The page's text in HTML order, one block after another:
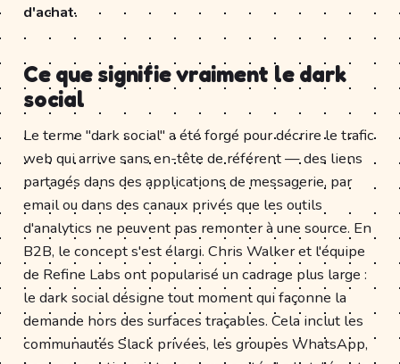
d'achat.
Ce que signifie vraiment le dark
social
Le terme "dark social" a été forgé pour décrire le trafic
web qui arrive sans en-tête de référent — des liens
partagés dans des applications de messagerie, par
email ou dans des canaux privés que les outils
d'analytics ne peuvent pas remonter à une source. En
B2B, le concept s'est élargi. Chris Walker et l'équipe
de Refine Labs ont popularisé un cadrage plus large :
le dark social désigne tout moment qui façonne la
demande hors des surfaces traçables. Cela inclut les
communautés Slack privées, les groupes WhatsApp,